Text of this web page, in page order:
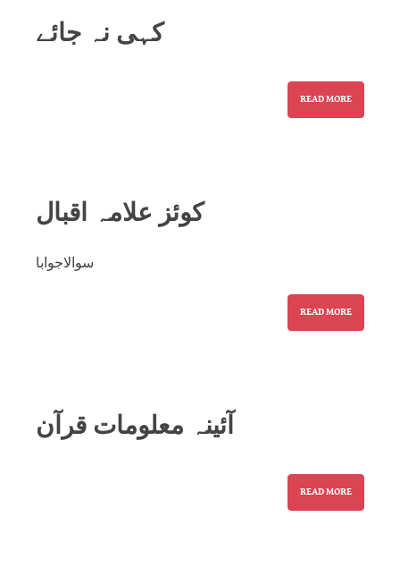
کہی نہ جائے
READ MORE
کوئز علامہ اقبال
سوالاجوابا
READ MORE
آئینہ معلومات قرآن
READ MORE